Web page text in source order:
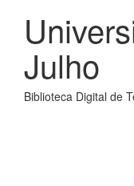
Julho
Biblioteca Digital de